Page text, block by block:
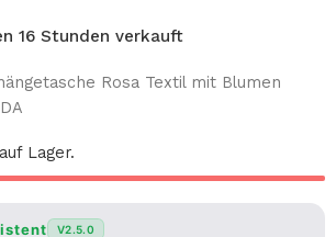
16 Stunden verkauft
Rosa Textil mit Blumen
Lager.
V2.5.0